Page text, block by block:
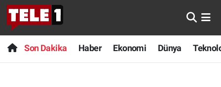
Son Dakika Haber Ekonomi Dünya
Anında Manşet
Başka Sohbetler
Son Dakika
Haber
Nöbetçi Eczaneler
Hava Durumu